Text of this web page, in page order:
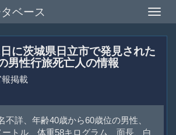
Toggle
ベース
に茨城県日立市で発見された
男性行旅死亡人の情報
報掲載
不詳、年齢40歳から60歳位の男性、
トル、体重58キログラム、面長、白